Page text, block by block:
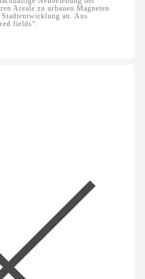
Areale zu urbanen Magneten
an. Aus
fields“.